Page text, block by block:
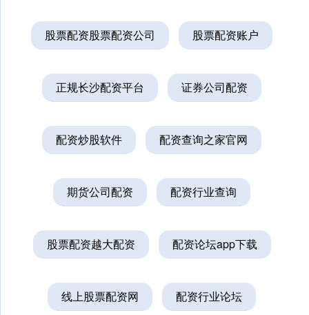
股票配资股票配资公司 股票配资账户
正规长沙配资平台 证券公司配资
配资炒股软件 配资查询之家官网
期货公司配资 配资行业查询
股票配资越大配资 配资论坛app下载
线上股票配资网 配资行业论坛